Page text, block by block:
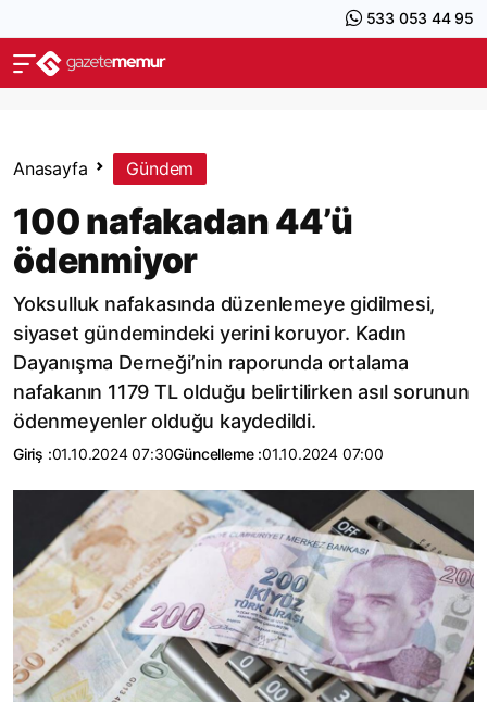
533 053 44 95
Anasayfa Gündem
100 nafakadan 44’ü
ödenmiyor
Yoksulluk nafakasında düzenlemeye gidilmesi,
siyaset gündemindeki yerini koruyor. Kadın
Dayanışma Derneği’nin raporunda ortalama
nafakanın 1179 TL olduğu belirtilirken asıl sorunun
ödenmeyenler olduğu kaydedildi.
Giriş :01.10.2024 07:30Güncelleme :01.10.2024 07:00